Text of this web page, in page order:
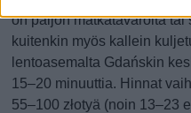
on paljon matkatavaroita
kuitenkin myös kallein
lentoasemalta Gdańskin
15–20 minuuttia. Hinnat
55–100 złotyä (noin 13–23